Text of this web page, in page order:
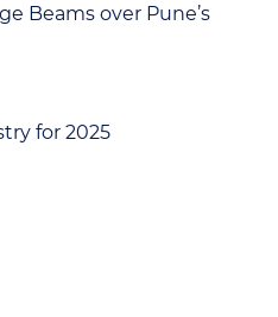
Beams over Pune’s
for 2025